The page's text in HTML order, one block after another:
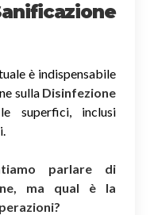
è indispensabile
sulla Disinfezione
inclusi
parlare di
ma qual è la